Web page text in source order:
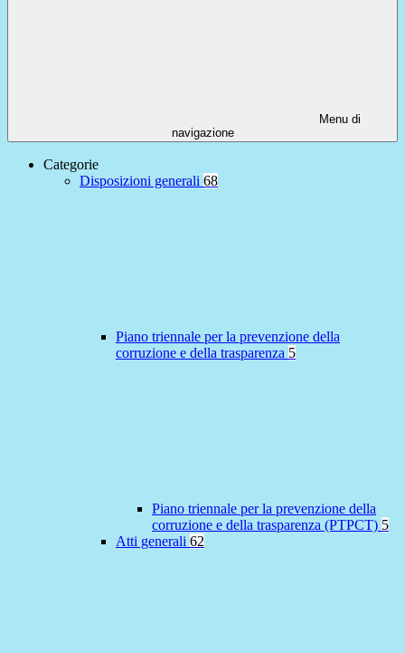
Menu di
navigazione
Categorie
Disposizioni generali 68
Piano triennale per la prevenzione della
corruzione e della trasparenza 5
Piano triennale per la prevenzione della
corruzione e della trasparenza (PTPCT) 5
Atti generali 62